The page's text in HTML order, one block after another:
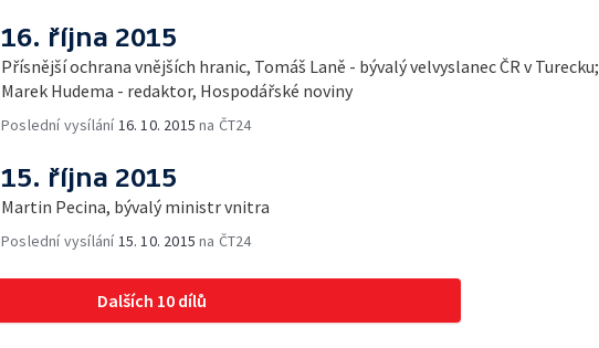
16. října 2015
Přísnější ochrana vnějších hranic, Tomáš Laně - bývalý velvyslanec ČR v Turecku;
Marek Hudema - redaktor, Hospodářské noviny
Poslední vysílání 16. 10. 2015 na ČT24
15. října 2015
Martin Pecina, bývalý ministr vnitra
Poslední vysílání 15. 10. 2015 na ČT24
Dalších 10 dílů